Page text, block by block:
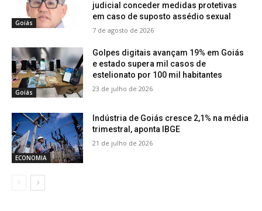
Goiás
judicial conceder medidas protetivas
em caso de suposto assédio sexual
7 de agosto de 2026
Goiás
Golpes digitais avançam 19% em Goiás
e estado supera mil casos de
estelionato por 100 mil habitantes
23 de julho de 2026
ECONOMIA
Indústria de Goiás cresce 2,1% na média
trimestral, aponta IBGE
21 de julho de 2026